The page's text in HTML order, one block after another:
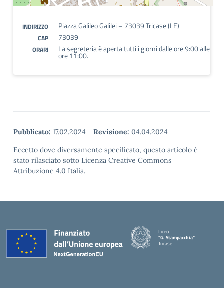
INDIRIZZO Piazza Galileo Galilei – 73039 Tricase (LE)
CAP 73039
ORARI La segreteria è aperta tutti i giorni dalle ore 9:00 alle
ore 11:00.
Pubblicato: 17.02.2024 - Revisione: 04.04.2024
Eccetto dove diversamente specificato, questo articolo è
stato rilasciato sotto Licenza Creative Commons
Attribuzione 4.0 Italia.
Liceo
"G. Stampacchia"
Tricase